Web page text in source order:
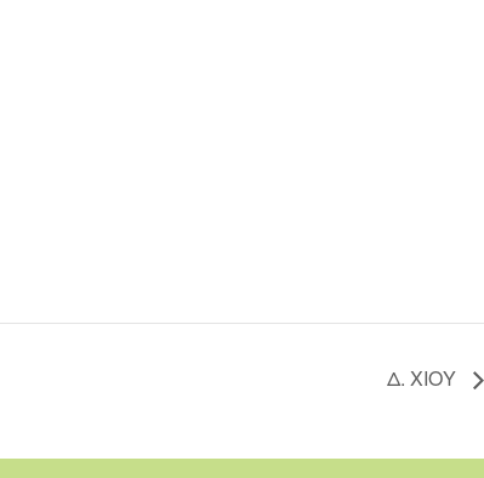
Δ. ΧΙΟΥ